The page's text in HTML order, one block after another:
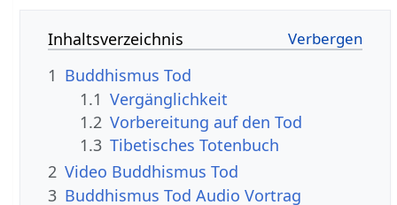
Inhaltsverzeichnis
1 Buddhismus Tod
1.1 Vergänglichkeit
1.2 Vorbereitung auf den Tod
1.3 Tibetisches Totenbuch
2 Video Buddhismus Tod
3 Buddhismus Tod Audio Vortrag